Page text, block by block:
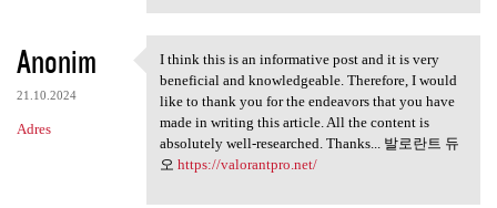
Anonim
21.10.2024
Adres
I think this is an
I think this is an informative post and it is very
beneficial and knowledgeable. Therefore, I would
like to thank you for the endeavors that you have
made in writing this article. All the content is
absolutely well-researched. Thanks... 발로란트 듀
오 https://valorantpro.net/